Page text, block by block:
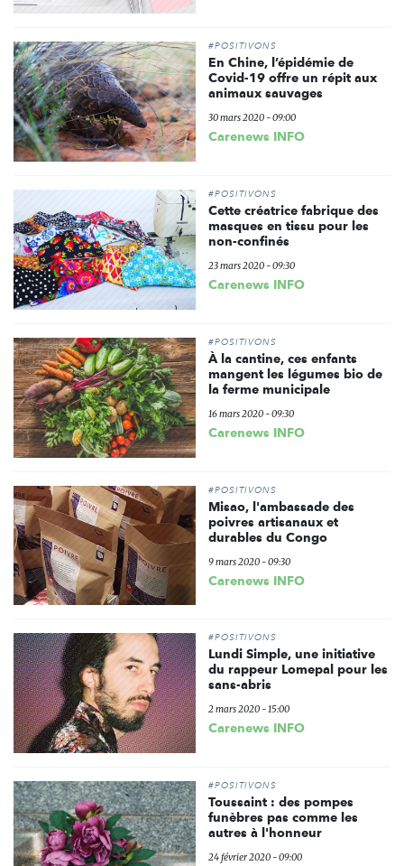
#POSITIVONS
En Chine, l’épidémie de
Covid-19 offre un répit aux
animaux sauvages
30 mars 2020 - 09:00
Carenews INFO
#POSITIVONS
Cette créatrice fabrique des
masques en tissu pour les
non-confinés
23 mars 2020 - 09:30
Carenews INFO
#POSITIVONS
À la cantine, ces enfants
mangent les légumes bio de
la ferme municipale
16 mars 2020 - 09:30
Carenews INFO
#POSITIVONS
Misao, l'ambassade des
poivres artisanaux et
durables du Congo
9 mars 2020 - 09:30
Carenews INFO
#POSITIVONS
Lundi Simple, une initiative
du rappeur Lomepal pour les
sans-abris
2 mars 2020 - 15:00
Carenews INFO
#POSITIVONS
Toussaint : des pompes
funèbres pas comme les
autres à l'honneur
24 février 2020 - 09:00